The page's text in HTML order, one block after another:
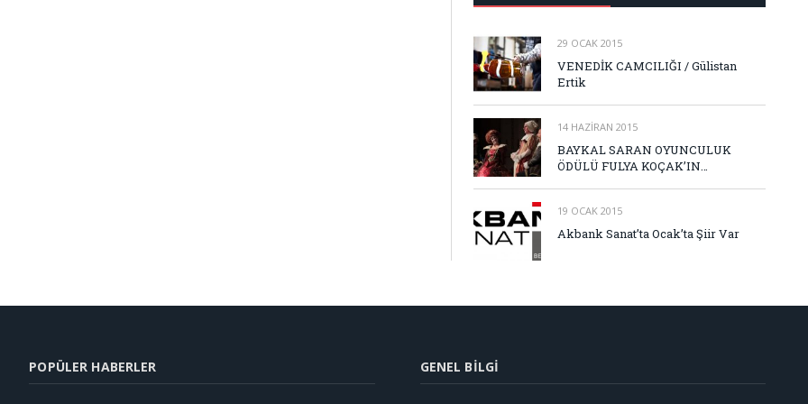
29 OCAK 2015
VENEDİK CAMCILIĞI / Gülistan
Ertik
14 HAZIRAN 2015
BAYKAL SARAN OYUNCULUK
ÖDÜLÜ FULYA KOÇAK’IN…
19 OCAK 2015
Akbank Sanat’ta Ocak’ta Şiir Var
POPÜLER HABERLER GENEL BILGI